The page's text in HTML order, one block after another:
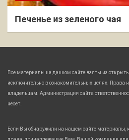
Печенье из зеленого чая
Все материалы на данном сайте взяты из
исключительно в ознакомительных целях. Права
владельцам. Администрация сайта
несет.
Если Вы обнаружили на нашем сайте материалы,